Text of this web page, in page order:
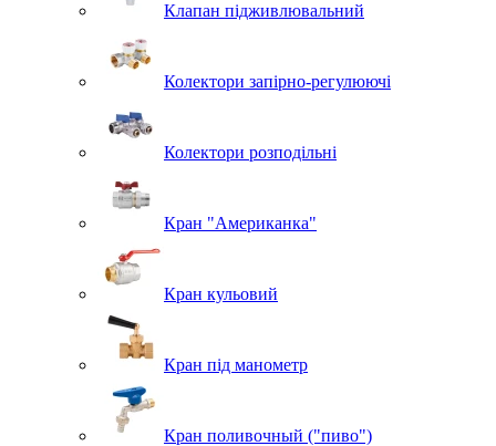
Клапан підживлювальний
Колектори запірно-регулюючі
Колектори розподільні
Кран "Американка"
Кран кульовий
Кран під манометр
Кран поливочный ("пиво")